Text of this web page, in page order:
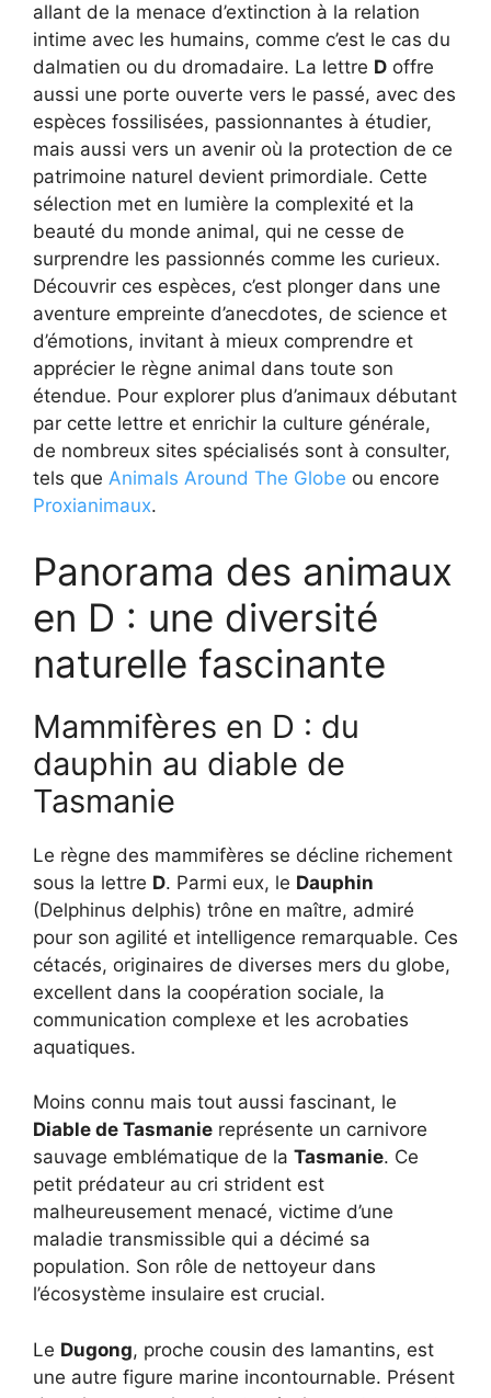
allant de la menace d’extinction à la relation
intime avec les humains, comme c’est le cas du
dalmatien ou du dromadaire. La lettre D offre
aussi une porte ouverte vers le passé, avec des
espèces fossilisées, passionnantes à étudier,
mais aussi vers un avenir où la protection de ce
patrimoine naturel devient primordiale. Cette
sélection met en lumière la complexité et la
beauté du monde animal, qui ne cesse de
surprendre les passionnés comme les curieux.
Découvrir ces espèces, c’est plonger dans une
aventure empreinte d’anecdotes, de science et
d’émotions, invitant à mieux comprendre et
apprécier le règne animal dans toute son
étendue. Pour explorer plus d’animaux débutant
par cette lettre et enrichir la culture générale,
de nombreux sites spécialisés sont à consulter,
tels que Animals Around The Globe ou encore
Proxianimaux.
Panorama des animaux
en D : une diversité
naturelle fascinante
Mammifères en D : du
dauphin au diable de
Tasmanie
Le règne des mammifères se décline richement
sous la lettre D. Parmi eux, le Dauphin
(Delphinus delphis) trône en maître, admiré
pour son agilité et intelligence remarquable. Ces
cétacés, originaires de diverses mers du globe,
excellent dans la coopération sociale, la
communication complexe et les acrobaties
aquatiques.
Moins connu mais tout aussi fascinant, le
Diable de Tasmanie représente un carnivore
sauvage emblématique de la Tasmanie. Ce
petit prédateur au cri strident est
malheureusement menacé, victime d’une
maladie transmissible qui a décimé sa
population. Son rôle de nettoyeur dans
l’écosystème insulaire est crucial.
Le Dugong, proche cousin des lamantins, est
une autre figure marine incontournable. Présent